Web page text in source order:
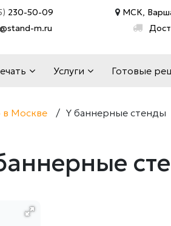
230-50-09
m.ru
МСК,
Услуги Готовые
в Москве / Y баннерные стенды